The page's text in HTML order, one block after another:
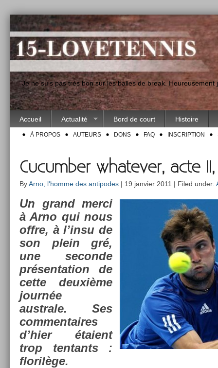
"Je ne suis pas très bon sur les balles de break.
Accueil Actualité Bord de court Histoire
À PROPOS AUTEURS DONS FAQ INSCRIPTION
Cucumber whatever, acte
ByArno, l'homme des antipodes | 19 janvier 2011 | Filed under:
Un grand merci
à Arno qui nous
offre, à l’insu de
son plein gré,
une secon­de
présen­ta­tion de
cette deuxième
journée
australe. Ses
com­men­taires
d’hier étaient
trop ten­tants :
florilège.